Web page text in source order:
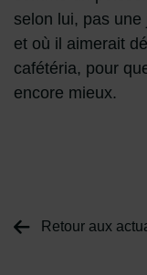
selon lui, pas
et où il aimerait
cafétéria, pour
encore mieux.
Retour aux